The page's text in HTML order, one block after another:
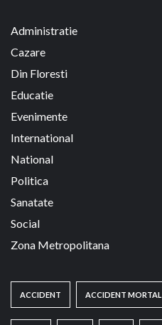
Administratie
Cazare
Din Floresti
Educatie
Evenimente
International
National
Politica
Sanatate
Social
Zona Metropolitana
ACCIDENT ACCIDENT MORTAL